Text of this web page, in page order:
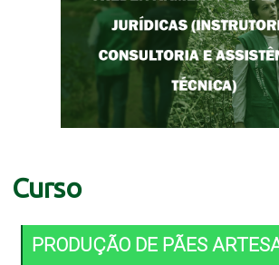
Curso
PRODUÇÃO DE PÃES